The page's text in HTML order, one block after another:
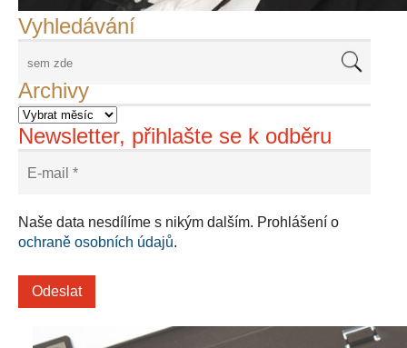
Vyhledávání
Archivy
Newsletter, přihlašte se k odběru
Naše data nesdílíme s nikým dalším. Prohlášení o
ochraně osobních údajů.